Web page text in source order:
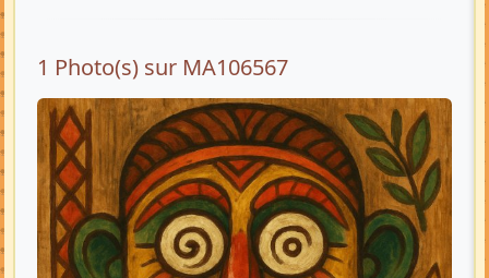
1 Photo(s) sur MA106567